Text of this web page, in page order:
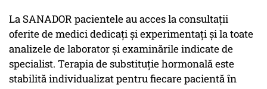
La SANADOR pacientele au acces la consultații
oferite de medici dedicați și experimentați și la toate
analizele de laborator și examinările indicate de
specialist. Terapia de substituție hormonală este
stabilită individualizat pentru fiecare pacientă în